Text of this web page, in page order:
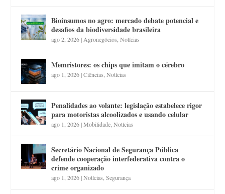
Bioinsumos no agro: mercado debate potencial e
desafios da biodiversidade brasileira
ago 2, 2026|Agronegócios,Notícias
Memristores: os chips que imitam o cérebro
ago 1, 2026|Ciências,Notícias
Penalidades ao volante: legislação estabelece rigor
para motoristas alcoolizados e usando celular
ago 1, 2026|Mobilidade,Notícias
Secretário Nacional de Segurança Pública
defende cooperação interfederativa contra o
crime organizado
ago 1, 2026|Notícias,Segurança